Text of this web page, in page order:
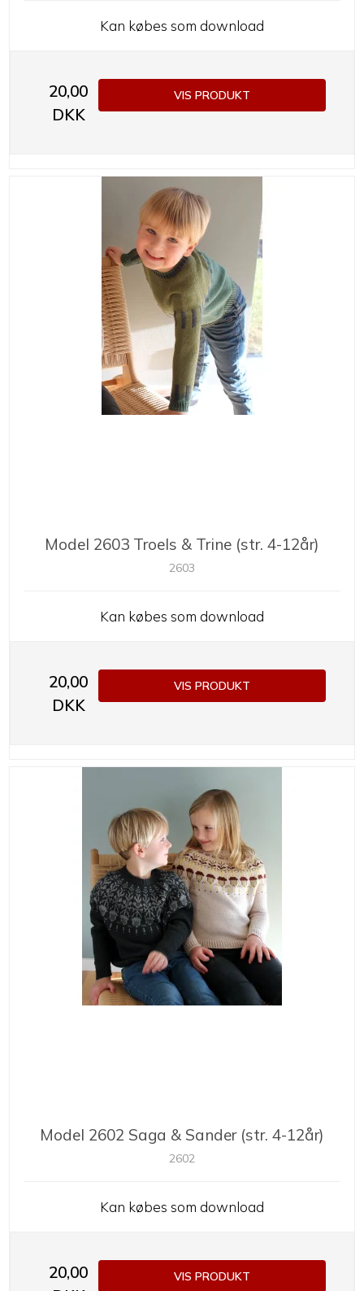
Kan købes som download
20,00
DKK
VIS PRODUKT
Model 2603 Troels & Trine (str. 4-12år)
2603
Kan købes som download
20,00
DKK
VIS PRODUKT
Model 2602 Saga & Sander (str. 4-12år)
2602
Kan købes som download
20,00
VIS PRODUKT